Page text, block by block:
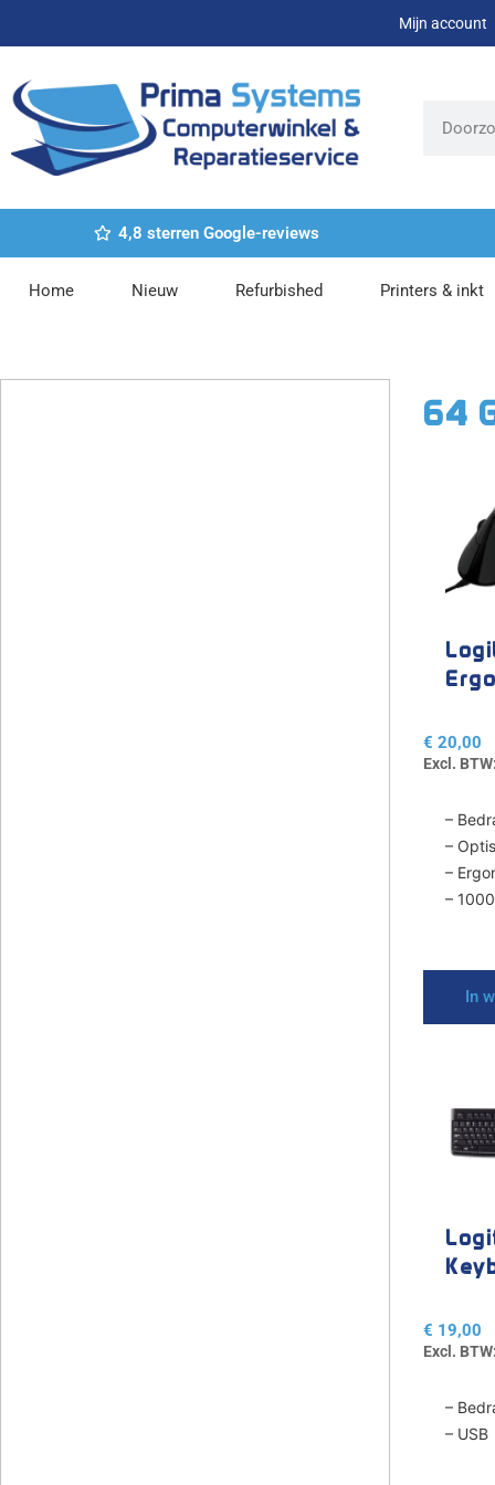
inhoud
Mijn account
4,8 sterren Google-reviews
Home Nieuw Refurbished Printers & inkt
64
€ 20,00
Excl.
–
–
–
–
In
€ 19,00
Excl.
–
– USB